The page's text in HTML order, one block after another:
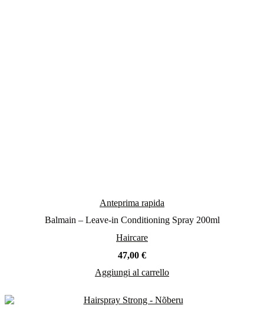
Anteprima rapida
Balmain – Leave-in Conditioning Spray 200ml
Haircare
47,00 €
Aggiungi al carrello